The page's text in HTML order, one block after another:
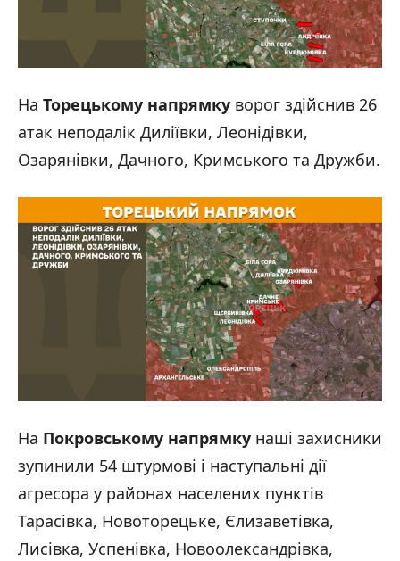
На Торецькому напрямку ворог здійснив 26
атак неподалік Диліївки, Леонідівки,
Озарянівки, Дачного, Кримського та Дружби.
На Покровському напрямку наші захисники
зупинили 54 штурмові і наступальні дії
агресора у районах населених пунктів
Тарасівка, Новоторецьке, Єлизаветівка,
Лисівка, Успенівка, Новоолександрівка,